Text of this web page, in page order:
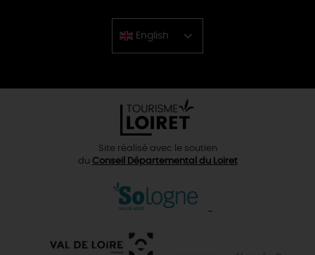
English
Chinese
Site réalisé avec le soutien
du Conseil Départemental du Loiret